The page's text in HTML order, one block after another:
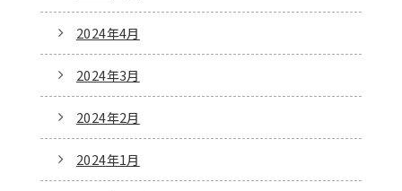
2024年4月
2024年3月
2024年2月
2024年1月